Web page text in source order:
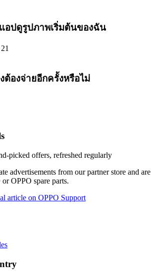
อปดูรูปภาพเริ่มต้นของฉัน
21
องจ่ายอีกครั้งหรือไม่
picked offers, refreshed regularly
advertisements from our partner store and are
OPPO spare parts.
article on OPPO Support